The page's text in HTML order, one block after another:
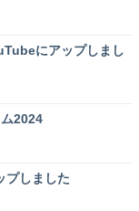
にアップしまし
2024
プしました